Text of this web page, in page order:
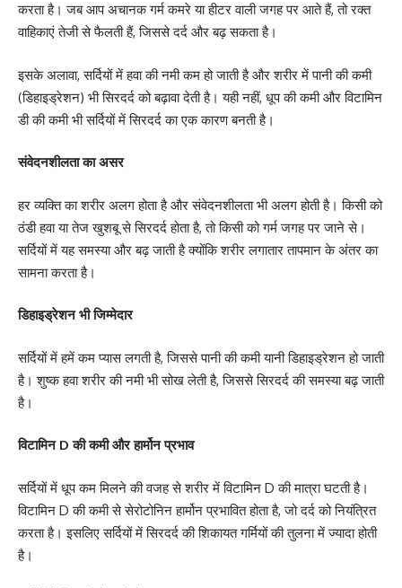
करता है। जब आप अचानक गर्म कमरे या हीटर वाली जगह पर आते हैं, तो रक्त
वाहिकाएं तेजी से फैलती हैं, जिससे दर्द और बढ़ सकता है।
इसके अलावा, सर्दियों में हवा की नमी कम हो जाती है और शरीर में पानी की कमी
(डिहाइड्रेशन) भी सिरदर्द को बढ़ावा देती है। यही नहीं, धूप की कमी और विटामिन
डी की कमी भी सर्दियों में सिरदर्द का एक कारण बनती है।
संवेदनशीलता का असर
हर व्यक्ति का शरीर अलग होता है और संवेदनशीलता भी अलग होती है। किसी को
ठंडी हवा या तेज खुशबू से सिरदर्द होता है, तो किसी को गर्म जगह पर जाने से।
सर्दियों में यह समस्या और बढ़ जाती है क्योंकि शरीर लगातार तापमान के अंतर का
सामना करता है।
डिहाइड्रेशन भी जिम्मेदार
सर्दियों में हमें कम प्यास लगती है, जिससे पानी की कमी यानी डिहाइड्रेशन हो जाती
है। शुष्क हवा शरीर की नमी भी सोख लेती है, जिससे सिरदर्द की समस्या बढ़ जाती
है।
विटामिन D की कमी और हार्मोन प्रभाव
सर्दियों में धूप कम मिलने की वजह से शरीर में विटामिन D की मात्रा घटती है।
विटामिन D की कमी से सेरोटोनिन हार्मोन प्रभावित होता है, जो दर्द को नियंत्रित
करता है। इसलिए सर्दियों में सिरदर्द की शिकायत गर्मियों की तुलना में ज्यादा होती
है।